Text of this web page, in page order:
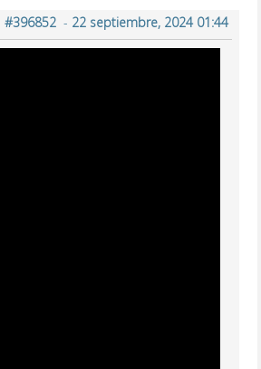
#396852- 22 septiembre, 2024 01:44